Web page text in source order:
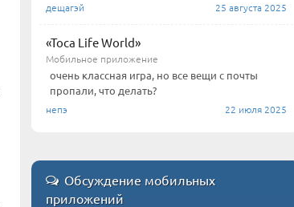
дещагэй 25 августа 2025
«Toca Life World»
Мобильное приложение
очень классная игра, но все вещи с почты
пропали, что делать?
непэ 22 июля 2025
Обсуждение мобильных
приложений